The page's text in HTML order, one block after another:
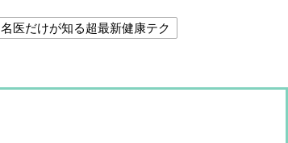
名医だけが知る超最新健康テク